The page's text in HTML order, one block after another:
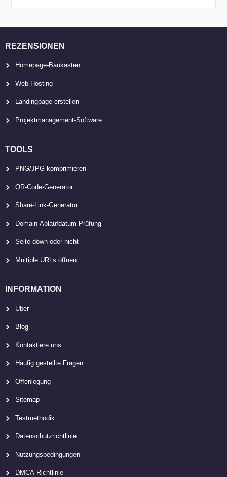
REZENSIONEN
Homepage-Baukasten
Web-Hosting
Landingpage erstellen
Projektmanagement-Software
TOOLS
PNG/JPG komprimieren
QR-Code-Generator
Share-Link-Generator
Domain-Ablaufdatum-Prüfung
Seite down oder nicht
Multiple URLs öffnen
INFORMATION
Über
Blog
Kontaktiere uns
Häufig gestellte Fragen
Offenlegung
Sitemap
Testmethodik
Datenschutzrichtlinie
Nutzungsbedingungen
DMCA-Richtlinie